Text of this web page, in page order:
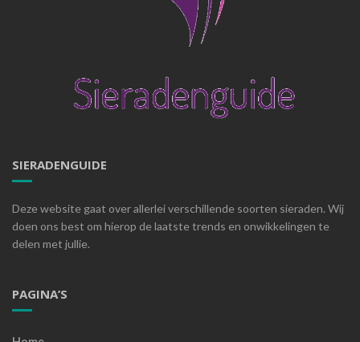
SIERADENGUIDE
Deze website gaat over allerlei verschillende soorten sieraden. Wij
doen ons best om hierop de laatste trends en onwikkelingen te
delen met jullie.
PAGINA’S